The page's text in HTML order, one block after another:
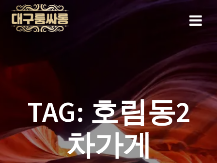
TAG: 호림동2
차가게